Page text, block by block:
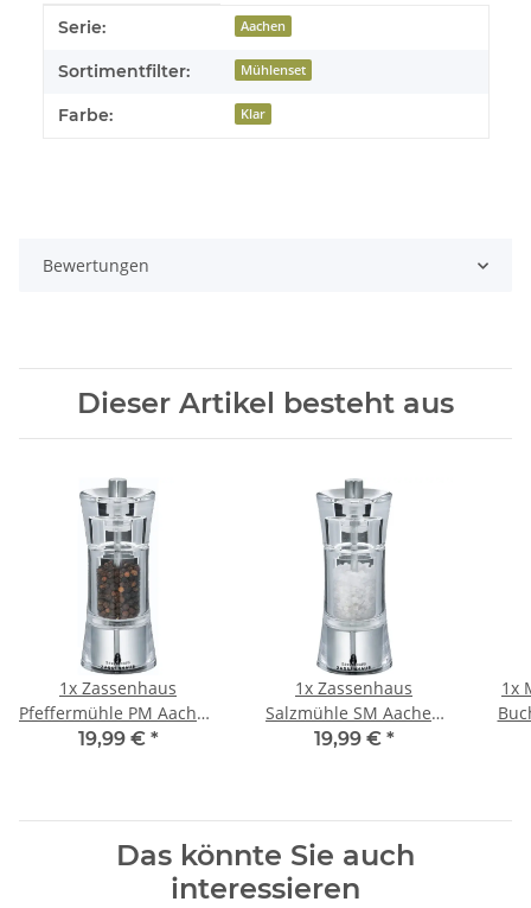
Produkteigenschaft
Wert
Serie: Aachen
Sortimentfilter: Mühlenset
Farbe: Klar
Bewertungen
Dieser Artikel besteht aus
1x Zassenhaus
Pfeffermühle PM Aachen
14 cm Acryl
19,99 € *
1x Zassenhaus
Salzmühle SM Aachen
14 cm Acryl
19,99 € *
1x
Das könnte Sie auch
interessieren